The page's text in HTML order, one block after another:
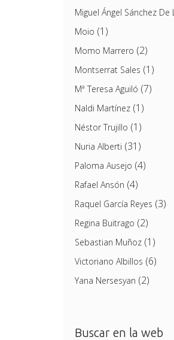
Miguel Ángel Sánchez
Moio (1)
Momo Marrero (2)
Montserrat Sales (1)
Mª Teresa Aguiló (7)
Naldi Martínez(1)
Néstor Trujillo (1)
Nuria Alberti (31)
Paloma Ausejo (4)
Rafael Ansón (4)
Raquel García Reyes (3)
Regina Buitrago (2)
Sebastian Muñoz(1)
Victoriano Albillos (6)
Yana Nersesyan (2)
Buscar en la web